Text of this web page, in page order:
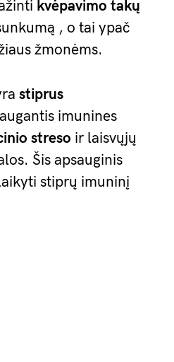
kvėpavimo takų
, o tai ypač
žmonėms.
stiprus
imunines
streso ir laisvųjų
Šis apsauginis
stiprų imuninį